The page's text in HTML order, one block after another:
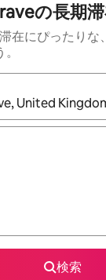
の長期
在にぴったりな
れたら、上下の矢
検索